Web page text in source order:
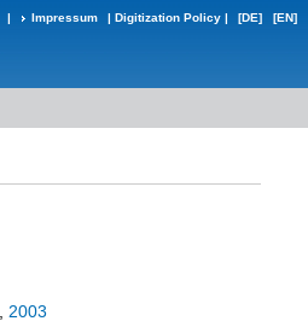
| Impressum | Digitization Policy | [DE] [EN]
2003